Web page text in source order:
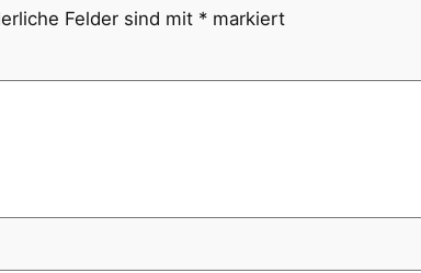
Felder sind mit * markiert